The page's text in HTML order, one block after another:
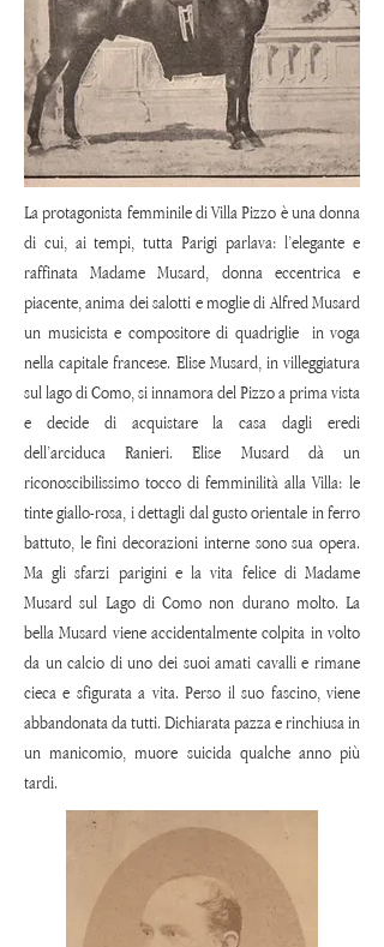
La protagonista femminile di Villa Pizzo è una donna
di cui, ai tempi, tutta Parigi parlava: l’elegante e
raffinata Madame Musard, donna eccentrica e
piacente, anima dei salotti e moglie di Alfred Musard
un musicista e compositore di quadriglie in voga
nella capitale francese. Elise Musard, in villeggiatura
sul lago di Como, si innamora del Pizzo a prima vista
e decide diacquistare la casa dagli eredi
dell’arciduca Ranieri. Elise Musard dà un
riconoscibilissimo tocco di femminilità alla Villa: le
tinte giallo-rosa, i dettagli dal gusto orientale in ferro
battuto, le fini decorazioni interne sono sua opera.
Ma gli sfarzi parigini e la vita felice di Madame
Musard sul Lago di Como non durano molto. La
bella Musard viene accidentalmente colpita in volto
da un calcio di uno dei suoi amati cavalli e rimane
cieca e sfigurata a vita. Perso il suo fascino, viene
abbandonata da tutti. Dichiarata pazza e rinchiusa in
un manicomio, muore suicida qualche anno più
tardi.